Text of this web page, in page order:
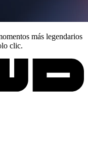
más legendarios
clic.